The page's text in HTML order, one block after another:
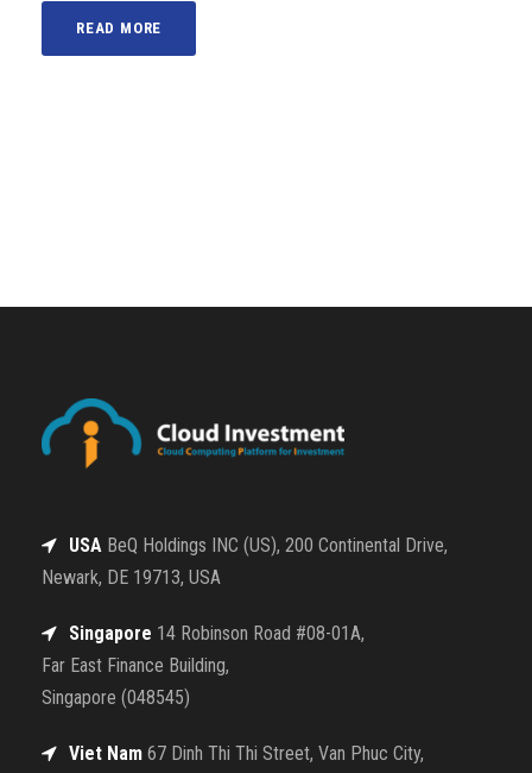
READ MORE
USA BeQ Holdings INC (US), 200 Continental Drive,
Newark, DE 19713, USA
Singapore 14 Robinson Road #08-01A,
Far East Finance Building,
Singapore (048545)
Viet Nam 67 Dinh Thi Thi Street, Van Phuc City,